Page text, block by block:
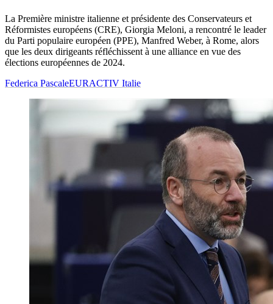
La Première ministre italienne et présidente des Conservateurs et
Réformistes européens (CRE), Giorgia Meloni, a rencontré le leader
du Parti populaire européen (PPE), Manfred Weber, à Rome, alors
que les deux dirigeants réfléchissent à une alliance en vue des
élections européennes de 2024.
Federica PascaleEURACTIV Italie